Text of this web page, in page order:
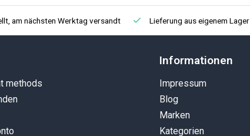
am nächsten Werktag versandt Lieferung aus eigenem Lager
methods
Informationen
Impressum
Blog
Marken
Kategorien